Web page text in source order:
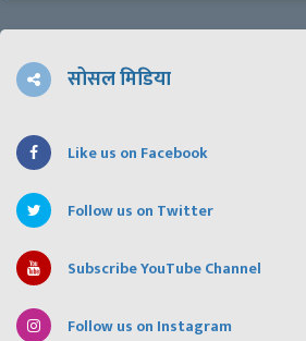
सोसल मिडिया
Like us on Facebook
Follow us on Twitter
Subscribe YouTube Channel
Follow us on Instagram